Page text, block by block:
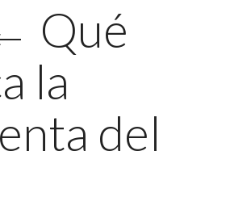
Qué
la
del